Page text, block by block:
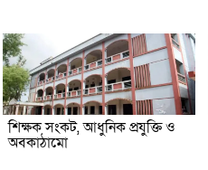
শিক্ষক সংকট, আধুনিক প্রযুক্তি ও
অবকাঠামো